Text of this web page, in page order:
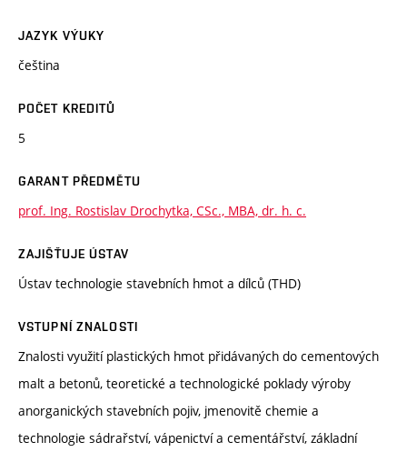
JAZYK VÝUKY
čeština
POČET KREDITŮ
5
GARANT PŘEDMĚTU
prof. Ing. Rostislav Drochytka, CSc., MBA, dr. h. c.
ZAJIŠŤUJE ÚSTAV
Ústav technologie stavebních hmot a dílců (THD)
VSTUPNÍ ZNALOSTI
Znalosti využití plastických hmot přidávaných do cementových
malt a betonů, teoretické a technologické poklady výroby
anorganických stavebních pojiv, jmenovitě chemie a
technologie sádrařství, vápenictví a cementářství, základní